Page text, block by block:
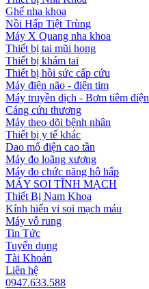
Ghế nha khoa
Nồi Hấp Tiệt Trùng
Máy X Quang nha khoa
Thiết bị tai mũi họng
Thiết bị khám tai
Thiết bị hồi sức cấp cứu
Máy điện não - điện tim
Máy truyền dịch - Bơm tiêm điện
Cáng cứu thương
Máy theo dõi bệnh nhân
Thiết bị y tế khác
Dao mổ điện cao tần
Máy đo loãng xương
Máy đo chức năng hô hấp
MÁY SOI TĨNH MẠCH
Thiết Bị Nam Khoa
Kính hiển vi soi mạch máu
Máy vỗ rung
Tin Tức
Tuyển dụng
Tài Khoản
Liên hệ
0947.633.588